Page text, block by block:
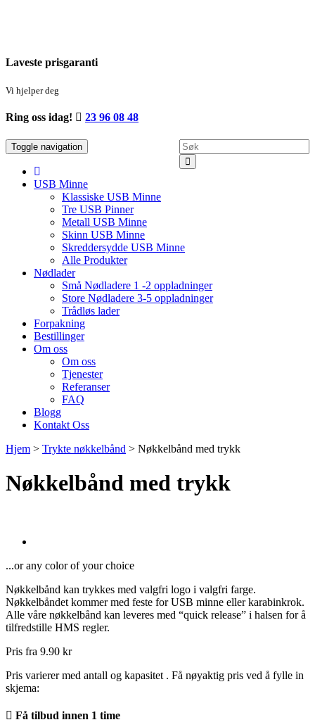
Laveste prisgaranti
Vi hjelper deg
Ring oss idag! 23 96 08 48
Toggle navigation
USB Minne
Klassiske USB Minne
Tre USB Pinner
Metall USB Minne
Skinn USB Minne
Skreddersydde USB Minne
Alle Produkter
Nødlader
Små Nødladere 1 -2 oppladninger
Store Nødladere 3-5 oppladninger
Trådløs lader
Forpakning
Bestillinger
Om oss
Om oss
Tjenester
Referanser
FAQ
Blogg
Kontakt Oss
Hjem > Trykte nøkkelbånd > Nøkkelbånd med trykk
Nøkkelbånd med trykk
...or any color of your choice
Nøkkelbånd kan trykkes med valgfri logo i valgfri farge.
Nøkkelbåndet kommer med feste for USB minne eller karabinkrok.
Alle våre nøkkelbånd kan leveres med “quick release” i halsen for å
tilfredstille HMS regler.
Pris fra 9.90 kr
Pris varierer med antall og kapasitet . Få nøyaktig pris ved å fylle in
skjema:
Få tilbud innen 1 time